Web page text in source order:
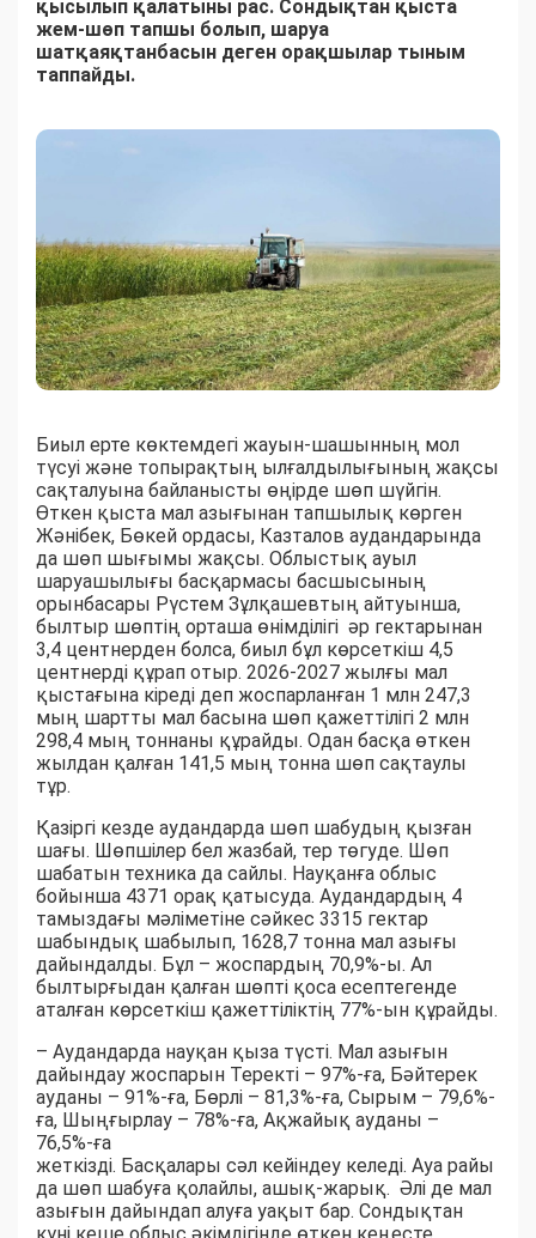
қысылып қалатыны рас. Сондықтан қыста
жем-шөп тапшы болып, шаруа
шатқаяқтанбасын деген орақшылар тыным
таппайды.
Биыл ерте көктемдегі жауын-шашынның мол
түсуі және топырақтың ылғалдылығының жақсы
сақталуына байланысты өңірде шөп шүйгін.
Өткен қыста мал азығынан тапшылық көрген
Жәнібек, Бөкей ордасы, Казталов аудандарында
да шөп шығымы жақсы. Облыстық ауыл
шаруашылығы басқармасы басшысының
орынбасары Рүстем Зұлқашевтың айтуынша,
былтыр шөптің орташа өнімділігі әр гектарынан
3,4 центнерден болса, биыл бұл көрсеткіш 4,5
центнерді құрап отыр. 2026-2027 жылғы мал
қыстағына кіреді деп жоспарланған 1 млн 247,3
мың шартты мал басына шөп қажеттілігі 2 млн
298,4 мың тоннаны құрайды. Одан басқа өткен
жылдан қалған 141,5 мың тонна шөп сақтаулы
тұр.
Қазіргі кезде аудандарда шөп шабудың қызған
шағы. Шөпшілер бел жазбай, тер төгуде. Шөп
шабатын техника да сайлы. Науқанға облыс
бойынша 4371 орақ қатысуда. Аудандардың 4
тамыздағы мәліметіне сәйкес 3315 гектар
шабындық шабылып, 1628,7 тонна мал азығы
дайындалды. Бұл – жоспардың 70,9%-ы. Ал
былтырғыдан қалған шөпті қоса есептегенде
аталған көрсеткіш қажеттіліктің 77%-ын құрайды.
– Аудандарда науқан қыза түсті. Мал азығын
дайындау жоспарын Теректі – 97%-ға, Бәйтерек
ауданы – 91%-ға, Бөрлі – 81,3%-ға, Сырым – 79,6%-
ға, Шыңғырлау – 78%-ға, Ақжайық ауданы –
76,5%-ға
жеткізді. Басқалары сәл кейіндеу келеді. Ауа райы
да шөп шабуға қолайлы, ашық-жарық. Әлі де мал
азығын дайындап алуға уақыт бар. Сондықтан